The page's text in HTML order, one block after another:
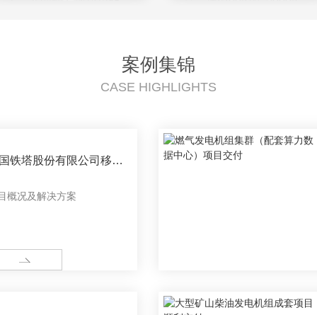
人。企业拥有现代化的数
设备60余台套，专业的管
品，功率20KW~3000KW
列、玉柴系列、上柴系
列、通柴系列、欧呈、无
柴系列、柴航燃气等发动
机为主动力进行生产的华
案例集锦
CASE HIGHLIGHTS
铁塔股份有限公司移动
概况及解决方案